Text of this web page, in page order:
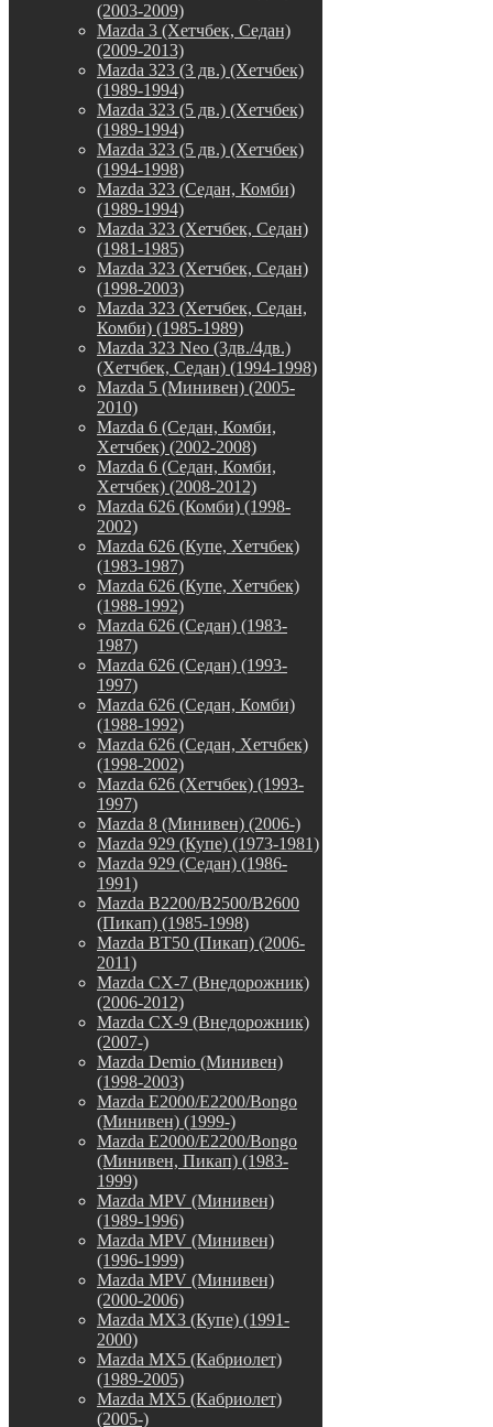
(2003-2009)
Mazda 3 (Хетчбек, Седан)
(2009-2013)
Mazda 323 (3 дв.) (Хетчбек)
(1989-1994)
Mazda 323 (5 дв.) (Хетчбек)
(1989-1994)
Mazda 323 (5 дв.) (Хетчбек)
(1994-1998)
Mazda 323 (Седан, Комби)
(1989-1994)
Mazda 323 (Хетчбек, Седан)
(1981-1985)
Mazda 323 (Хетчбек, Седан)
(1998-2003)
Mazda 323 (Хетчбек, Седан,
Комби) (1985-1989)
Mazda 323 Neo (3дв./4дв.)
(Хетчбек, Седан) (1994-1998)
Mazda 5 (Минивен) (2005-
2010)
Mazda 6 (Седан, Комби,
Хетчбек) (2002-2008)
Mazda 6 (Седан, Комби,
Хетчбек) (2008-2012)
Mazda 626 (Комби) (1998-
2002)
Mazda 626 (Купе, Хетчбек)
(1983-1987)
Mazda 626 (Купе, Хетчбек)
(1988-1992)
Mazda 626 (Седан) (1983-
1987)
Mazda 626 (Седан) (1993-
1997)
Mazda 626 (Седан, Комби)
(1988-1992)
Mazda 626 (Седан, Хетчбек)
(1998-2002)
Mazda 626 (Хетчбек) (1993-
1997)
Mazda 8 (Минивен) (2006-)
Mazda 929 (Купе) (1973-1981)
Mazda 929 (Седан) (1986-
1991)
Mazda B2200/B2500/B2600
(Пикап) (1985-1998)
Mazda BT50 (Пикап) (2006-
2011)
Mazda CX-7 (Внедорожник)
(2006-2012)
Mazda CX-9 (Внедорожник)
(2007-)
Mazda Demio (Минивен)
(1998-2003)
Mazda E2000/E2200/Bongo
(Минивен) (1999-)
Mazda E2000/E2200/Bongo
(Минивен, Пикап) (1983-
1999)
Mazda MPV (Минивен)
(1989-1996)
Mazda MPV (Минивен)
(1996-1999)
Mazda MPV (Минивен)
(2000-2006)
Mazda MX3 (Купе) (1991-
2000)
Mazda MX5 (Кабриолет)
(1989-2005)
Mazda MX5 (Кабриолет)
(2005-)